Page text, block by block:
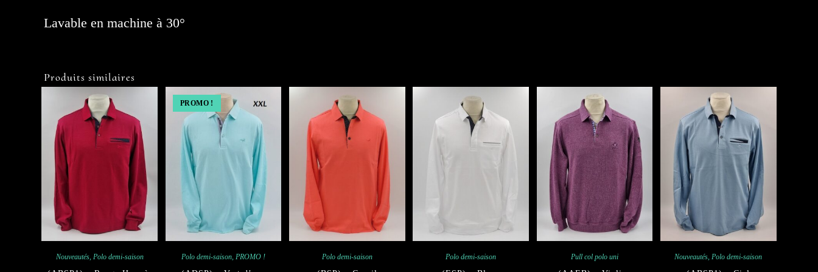
Lavable en machine à 30°
Produits similaires
Nouveautés, Polo demi-saison
PROMO !
Polo demi-saison, PROMO ! Polo demi-saison Polo demi-saison Pull col polo uni Nouveautés,Polo demi-saison